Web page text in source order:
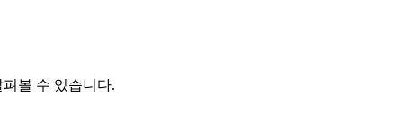
볼 수 있습니다.